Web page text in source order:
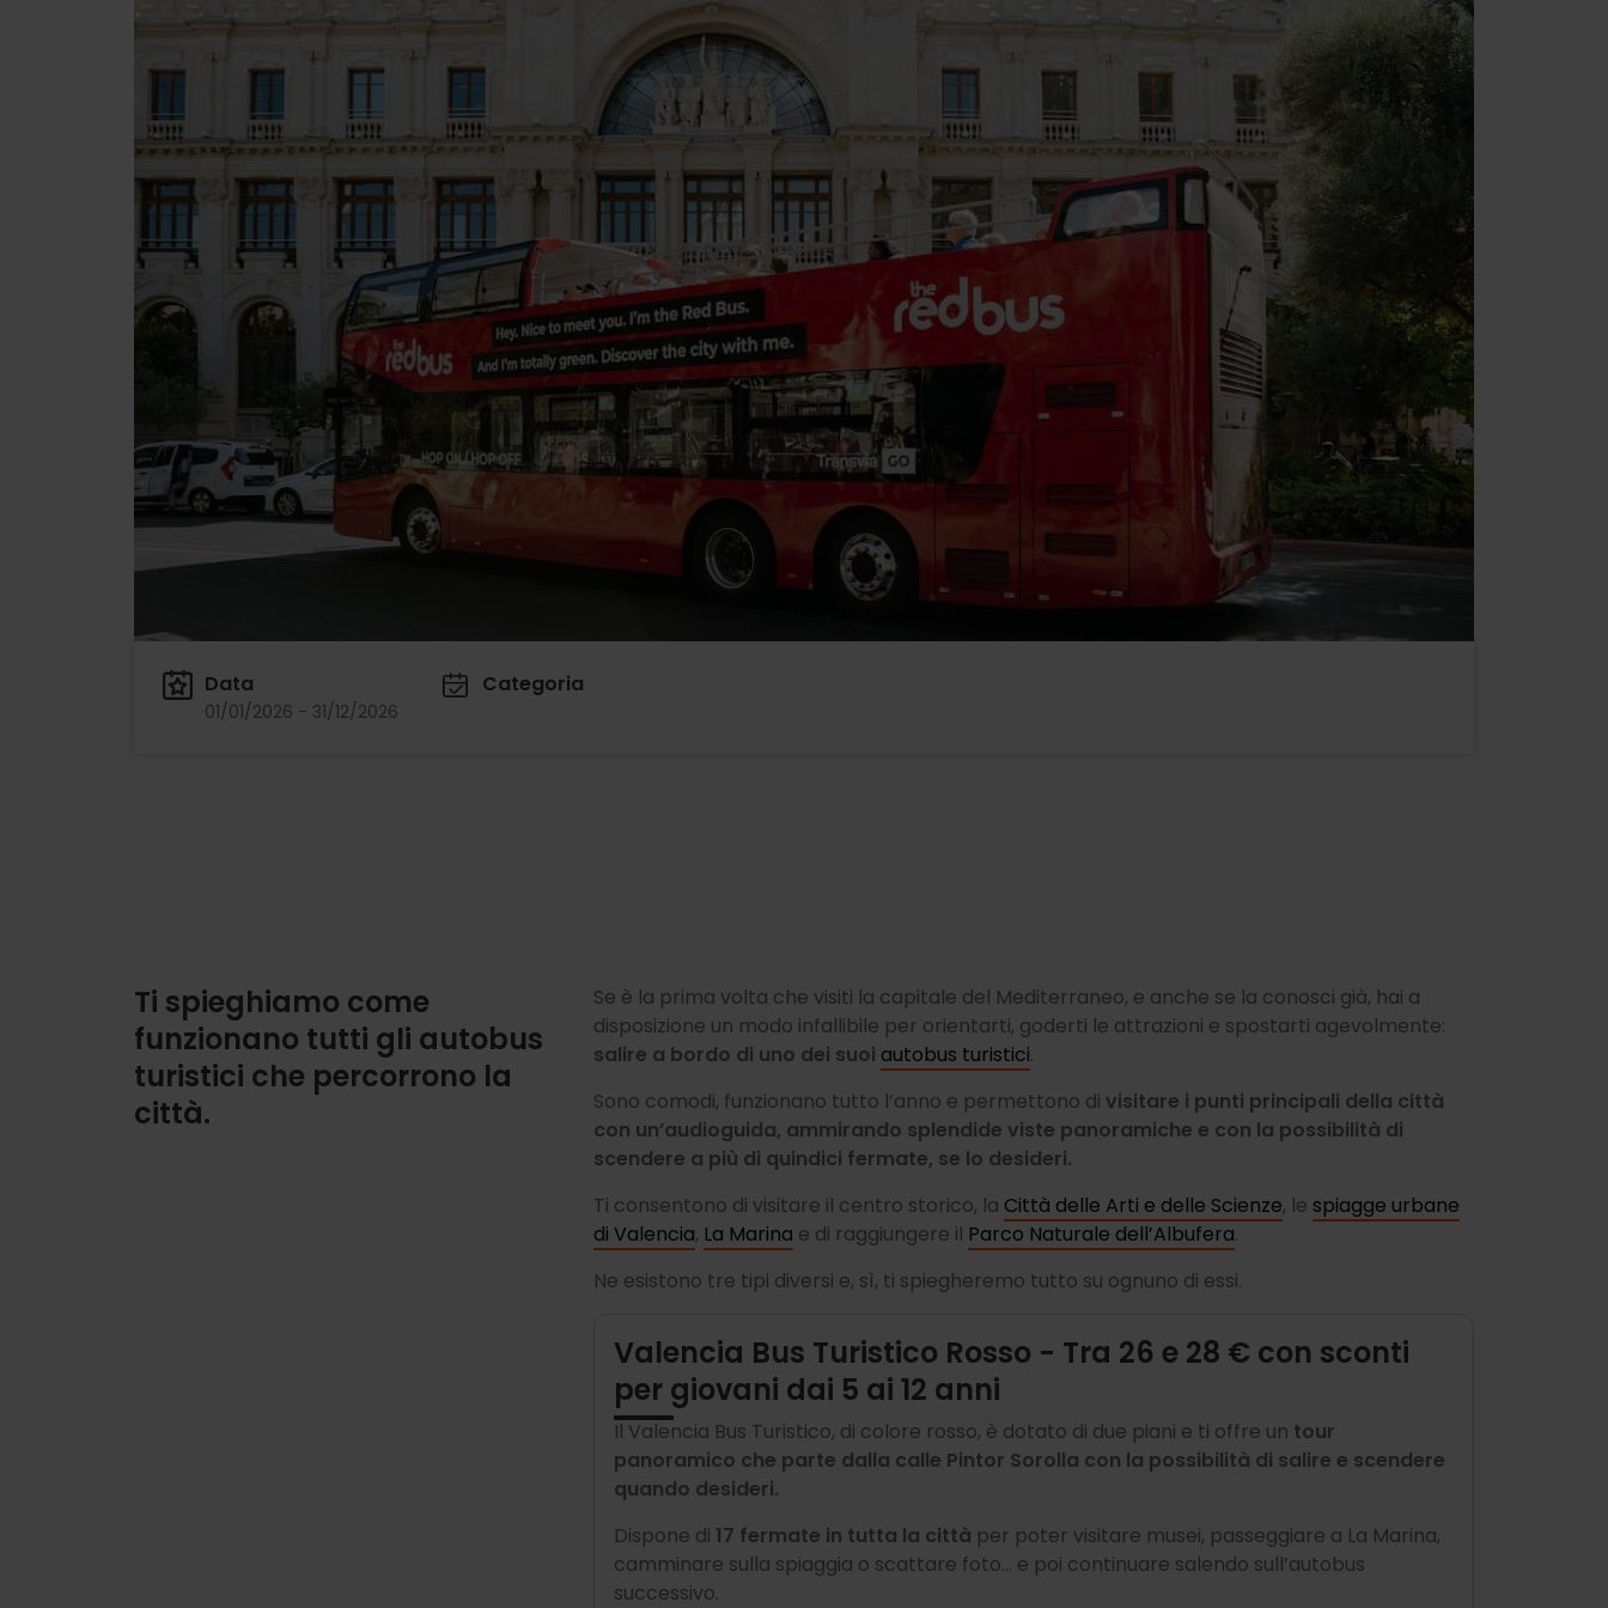
Data
01/01/2026 - 31/12/2026
Categoria
Ti spieghiamo come
funzionano tutti gli autobus
turistici che percorrono la
città.
Se è la prima volta che visiti la capitale del Mediterraneo, e anche se la conosci già, hai a
disposizione un modo infallibile per orientarti, goderti le attrazioni e spostarti agevolmente:
salire a bordo di uno dei suoi autobus turistici.
Sono comodi, funzionano tutto l’anno e permettono di visitare i punti principali della città
con un’audioguida, ammirando splendide viste panoramiche e con la possibilità di
scendere a più di quindici fermate, se lo desideri.
Ti consentono di visitare il centro storico, la Città delle Arti e delle Scienze, le spiagge urbane
di Valencia, La Marina e di raggiungere il Parco Naturale dell’Albufera.
Ne esistono tre tipi diversi e, sì, ti spiegheremo tutto su ognuno di essi.
Valencia Bus Turistico Rosso - Tra 26 e 28 € con sconti
per giovani dai 5 ai 12 anni
Il Valencia Bus Turistico, di colore rosso, è dotato di due piani e ti offre un tour
panoramico che parte dalla calle Pintor Sorolla con la possibilità di salire e scendere
quando desideri.
Dispone di 17 fermate in tutta la città per poter visitare musei, passeggiare a La Marina,
camminare sulla spiaggia o scattare foto... e poi continuare salendo sull’autobus
successivo.